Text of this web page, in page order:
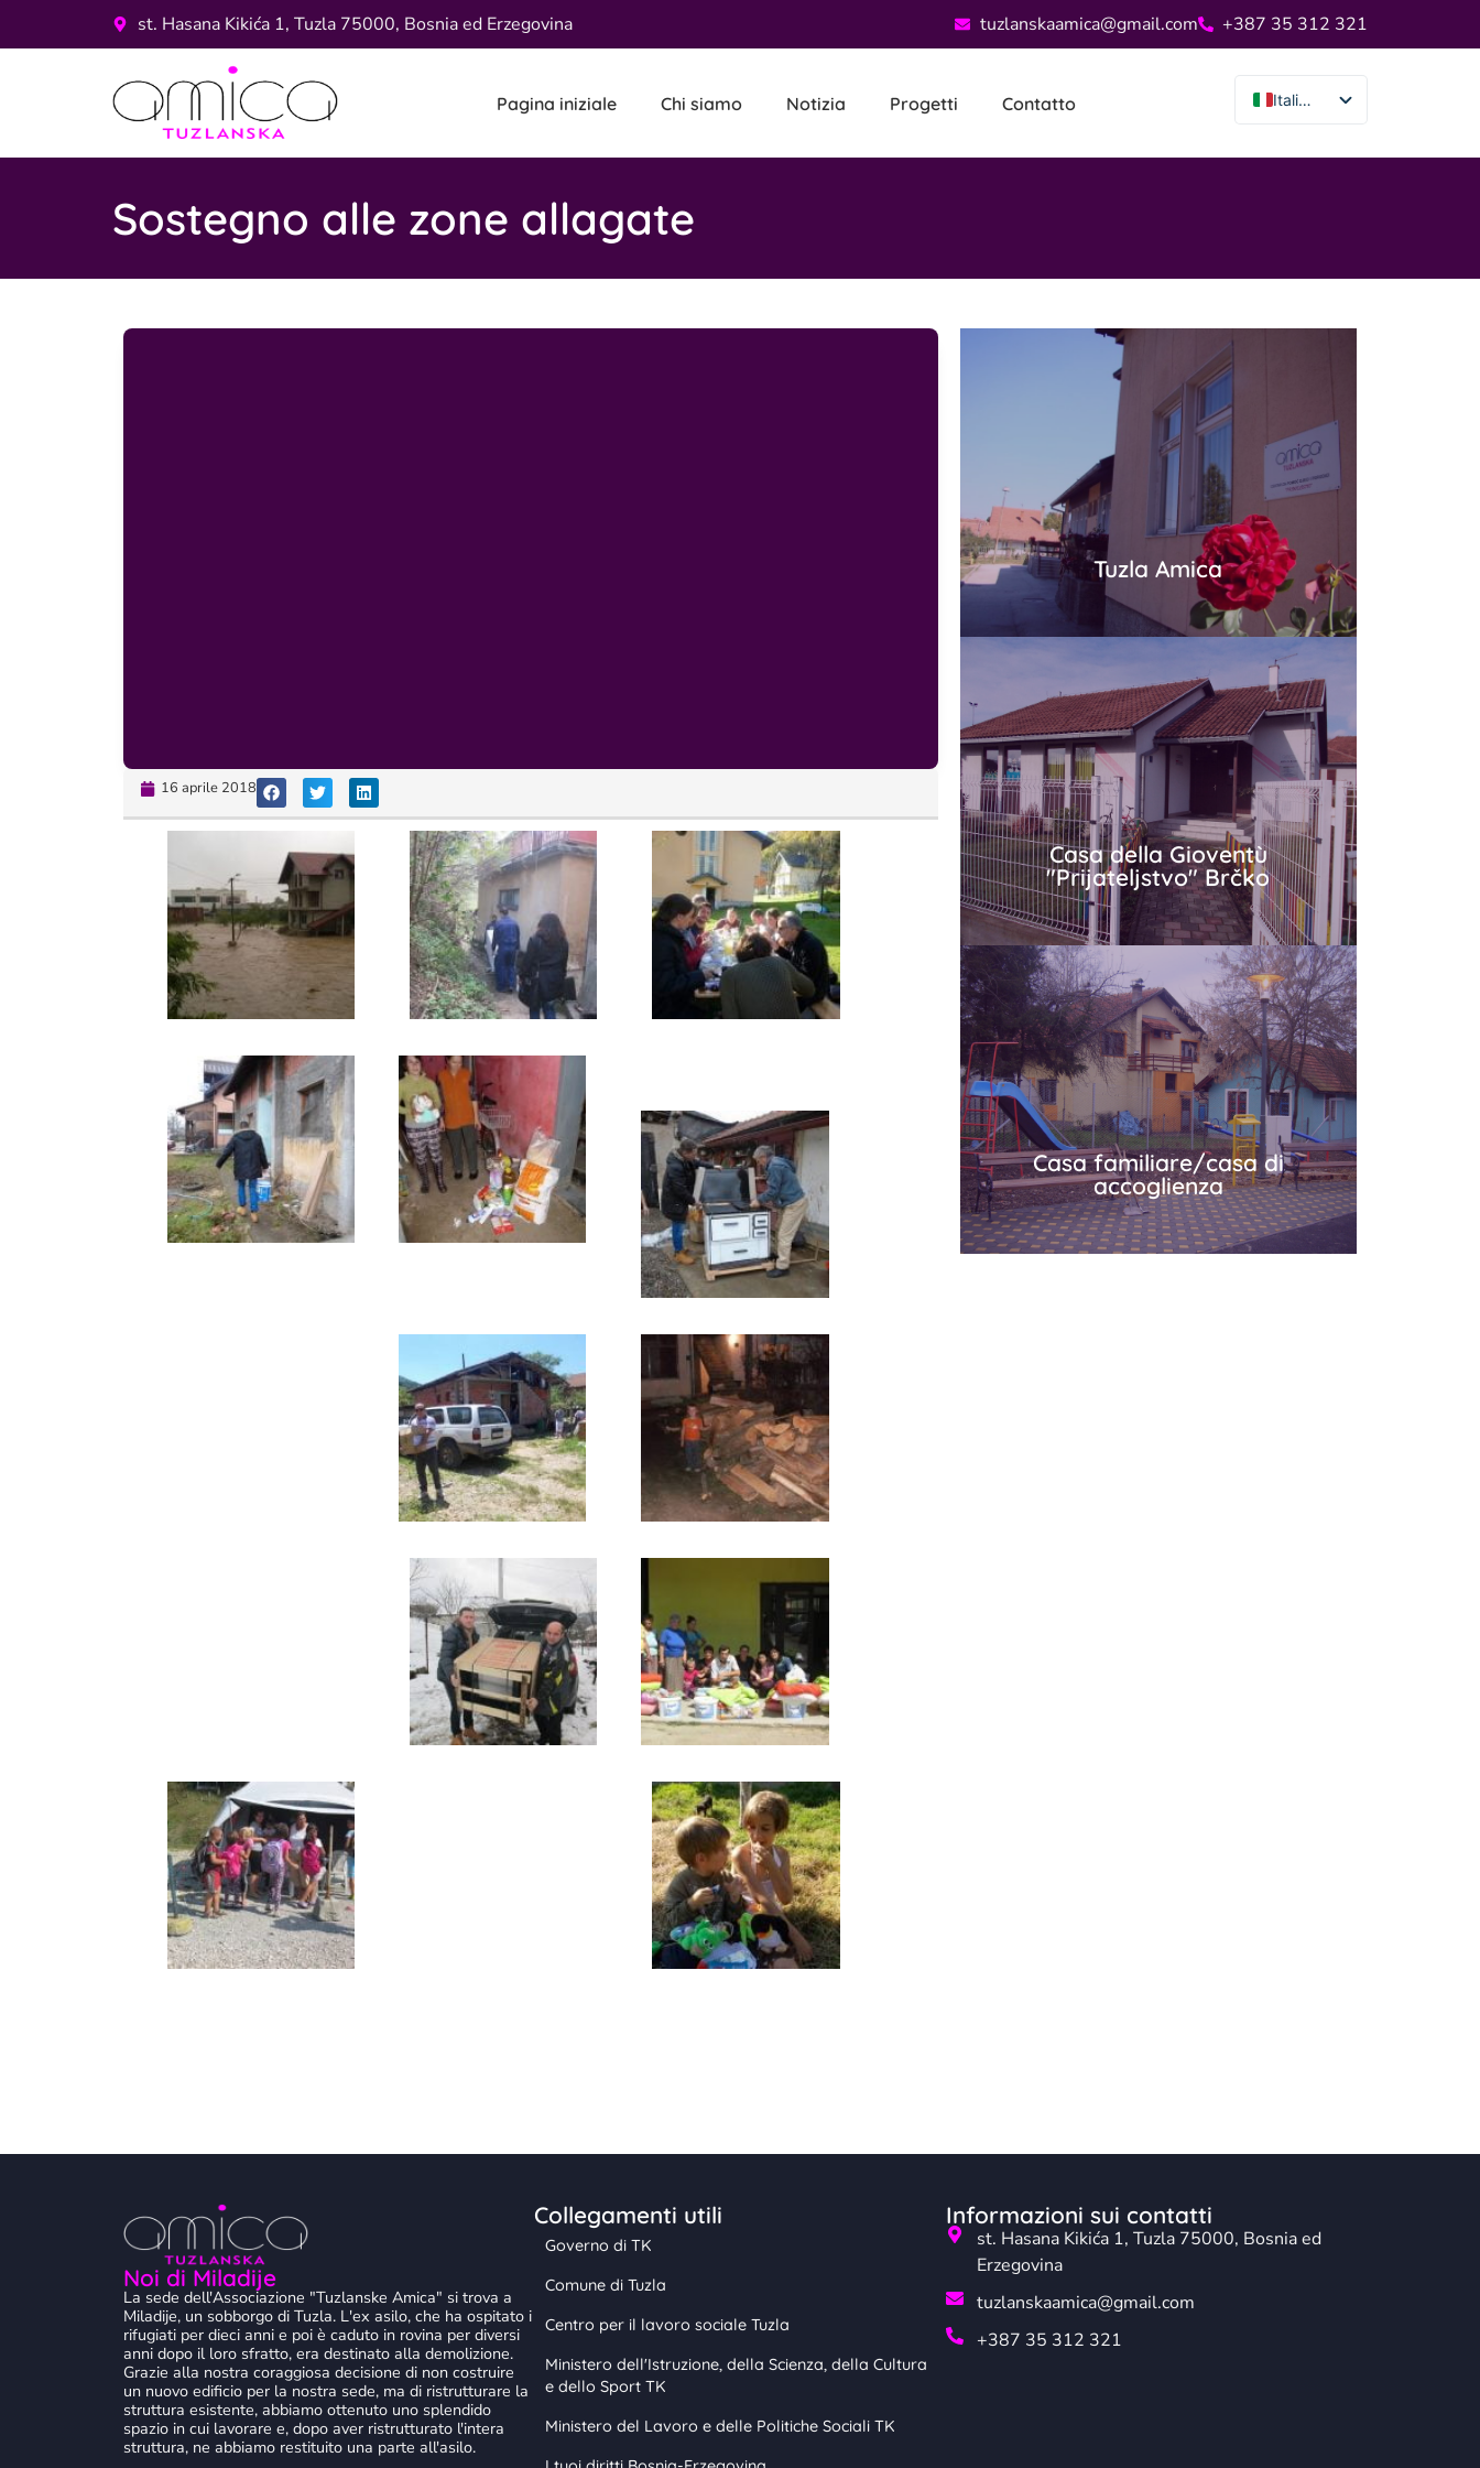
st. Hasana Kikića 1, Tuzla 75000, Bosnia ed Erzegovina tuzlanskaamica@gmail.com +387 35 312 321
Pagina iniziale Chi siamo Notizia Progetti Contatto
Italiano
Sostegno alle zone allagate
16 aprile 2018
Tuzla Amica
Tuzla Amica
Più in dettaglio
Casa della Gioventù
"Prijateljstvo" Brčko
Casa della Gioventù
"Prijateljstvo" Brčko
Più in dettaglio
Casa familiare/casa di
accoglienza
Noi di Miladije
La sede dell'Associazione "Tuzlanske Amica" si trova a
Miladije, un sobborgo di Tuzla. L'ex asilo, che ha ospitato i
rifugiati per dieci anni e poi è caduto in rovina per diversi
anni dopo il loro sfratto, era destinato alla demolizione.
Grazie alla nostra coraggiosa decisione di non costruire
un nuovo edificio per la nostra sede, ma di ristrutturare la
struttura esistente, abbiamo ottenuto uno splendido
spazio in cui lavorare e, dopo aver ristrutturato l'intera
struttura, ne abbiamo restituito una parte all'asilo.
Collegamenti utili
Governo di TK
Comune di Tuzla
Centro per il lavoro sociale Tuzla
Ministero dell'Istruzione, della Scienza, della Cultura
e dello Sport TK
Ministero del Lavoro e delle Politiche Sociali TK
Informazioni sui contatti
st. Hasana Kikića 1, Tuzla 75000, Bosnia ed
Erzegovina
tuzlanskaamica@gmail.com
+387 35 312 321